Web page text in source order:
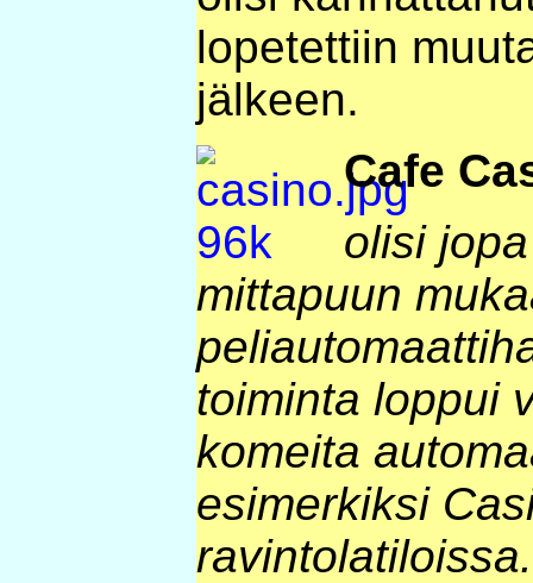
lopetettiin
jälkeen.
Cafe
olisi
mittapuun
toiminta loppui
komeita
esimerkiksi
ravintolatiloissa.